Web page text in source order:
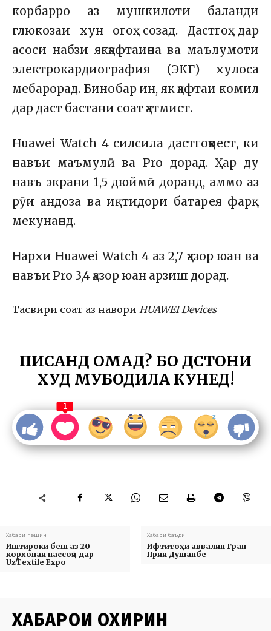
корбарро аз мушкилоти баланди
глюкозаи хун огоҳ созад. Дастгоҳ дар
асоси набзи якҳафтаина ва маълумоти
электрокардиография (ЭКГ) хулоса
мебарорад. Бинобар ин, як ҳафтаи комил
дар даст бастани соат ҳатмист.
Huawei Watch 4 силсила дастгоҳҳоест, ки
навъи маъмулӣ ва Pro дорад. Ҳар ду
навъ экрани 1,5 дюймӣ доранд, аммо аз
рӯи андоза ва иқтидори батарея фарқ
мекунанд.
Нархи Huawei Watch 4 аз 2,7 ҳазор юан ва
навъи Pro 3,4 ҳазор юан арзиш дорад.
Тасвири соат аз навори HUAWEI Devices
ПИСАНД ОМАД? БО ДӮСТОНИ
ХУД МУБОДИЛА КУНЕД!
1
Хабари пешин
Иштироки беш аз 20
корхонаи нассоҷӣ дар
UzTextile Expo
Хабари баъди
Ифтитоҳи аввалин Гран
Прии Душанбе
ХАБАРҲОИ ОХИРИН